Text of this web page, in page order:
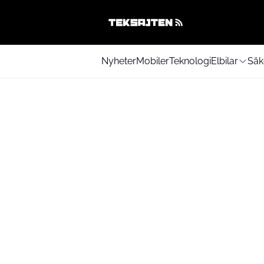
NyheterMobilerTeknologiElbilar